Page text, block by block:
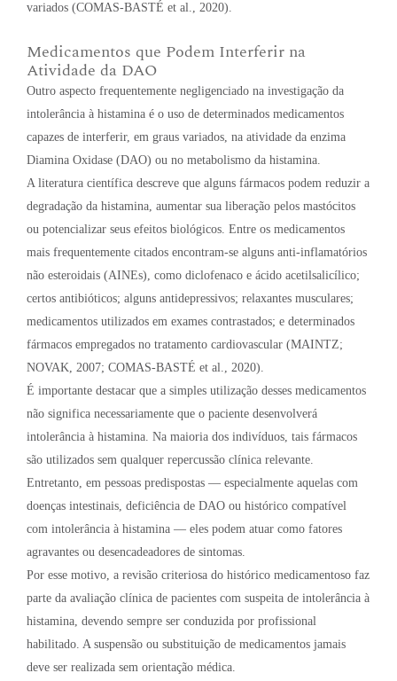
variados (COMAS-BASTÉ et al., 2020).
Medicamentos que Podem Interferir na
Atividade da DAO
Outro aspecto frequentemente negligenciado na investigação da
intolerância à histamina é o uso de determinados medicamentos
capazes de interferir, em graus variados, na atividade da enzima
Diamina Oxidase (DAO) ou no metabolismo da histamina.
A literatura científica descreve que alguns fármacos podem reduzir a
degradação da histamina, aumentar sua liberação pelos mastócitos
ou potencializar seus efeitos biológicos. Entre os medicamentos
mais frequentemente citados encontram-se alguns anti-inflamatórios
não esteroidais (AINEs), como diclofenaco e ácido acetilsalicílico;
certos antibióticos; alguns antidepressivos; relaxantes musculares;
medicamentos utilizados em exames contrastados; e determinados
fármacos empregados no tratamento cardiovascular (MAINTZ;
NOVAK, 2007; COMAS-BASTÉ et al., 2020).
É importante destacar que a simples utilização desses medicamentos
não significa necessariamente que o paciente desenvolverá
intolerância à histamina. Na maioria dos indivíduos, tais fármacos
são utilizados sem qualquer repercussão clínica relevante.
Entretanto, em pessoas predispostas — especialmente aquelas com
doenças intestinais, deficiência de DAO ou histórico compatível
com intolerância à histamina — eles podem atuar como fatores
agravantes ou desencadeadores de sintomas.
Por esse motivo, a revisão criteriosa do histórico medicamentoso faz
parte da avaliação clínica de pacientes com suspeita de intolerância à
histamina, devendo sempre ser conduzida por profissional
habilitado. A suspensão ou substituição de medicamentos jamais
deve ser realizada sem orientação médica.